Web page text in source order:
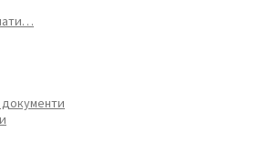
документи